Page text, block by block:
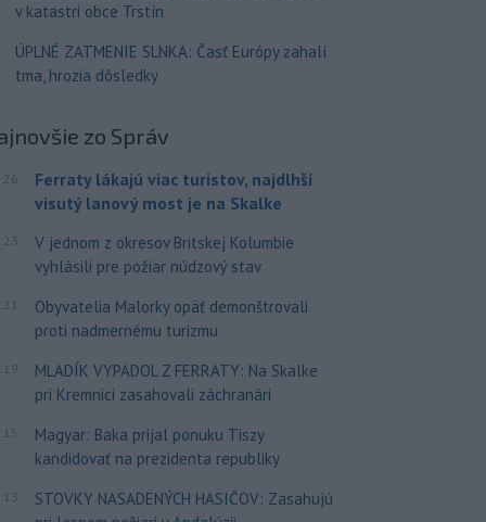
v katastri obce Trstín
ÚPLNÉ ZATMENIE SLNKA: Časť Európy zahalí
tma, hrozia dôsledky
zo Správ
Ferraty lákajú viac turistov, najdlhší
visutý lanový most je na Skalke
V jednom z okresov Britskej Kolumbie
vyhlásili pre požiar núdzový stav
Obyvatelia Malorky opäť demonštrovali
proti nadmernému turizmu
MLADÍK VYPADOL Z FERRATY: Na Skalke
pri Kremnici zasahovali záchranári
Magyar: Baka prijal ponuku Tiszy
kandidovať na prezidenta republiky
STOVKY NASADENÝCH HASIČOV: Zasahujú